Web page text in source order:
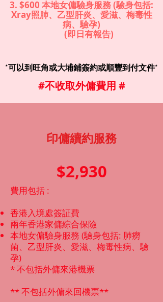
3. $600 本地女傭驗身服務 (驗身包括:
Xray照肺、乙型肝炎、愛滋、梅毒性
病、驗孕)
(即日有報告)
*可以到旺角或大埔鋪簽約或順豐到付文件*
#不收取外傭費用 #
印傭續約服務
$2,930
費用包括 :
香港入境處簽証費
兩年香港家傭綜合保險
本地女傭驗身服務 (驗身包括: 肺癆
菌、乙型肝炎、愛滋、梅毒性病、驗
孕)
* 不包括外傭來港機票
** 不包括外傭來回機票**